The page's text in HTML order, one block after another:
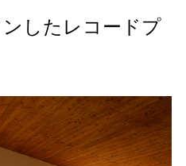
したレコードプ